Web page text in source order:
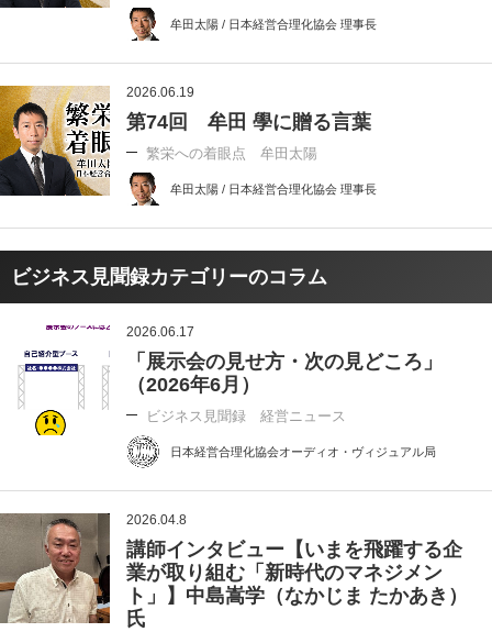
牟田太陽 / 日本経営合理化協会 理事長
2026.06.19
第74回 牟田 學に贈る言葉
繁栄への着眼点 牟田太陽
牟田太陽 / 日本経営合理化協会 理事長
ビジネス見聞録カテゴリーのコラム
2026.06.17
「展示会の見せ方・次の見どころ」
（2026年6月）
ビジネス見聞録 経営ニュース
日本経営合理化協会オーディオ・ヴィジュアル局
2026.04.8
講師インタビュー【いまを飛躍する企
業が取り組む「新時代のマネジメン
ト」】中島嵩学（なかじま たかあき）
氏